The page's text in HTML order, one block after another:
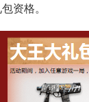
资格。